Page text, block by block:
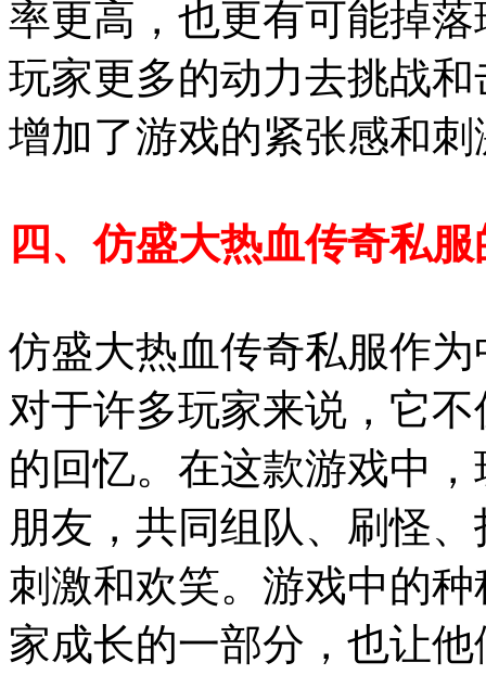
率更高，也更有可能掉
玩家更多的动力去挑战
增加了游戏的紧张感和刺
四、仿盛大热血传奇私
仿盛大热血传奇私服作
对于许多玩家来说，它
的回忆。在这款游戏中
朋友，共同组队、刷怪
刺激和欢笑。游戏中的
家成长的一部分，也让